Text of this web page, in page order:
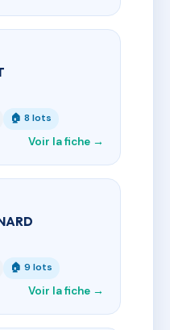
🏠 8 lots
Voir la fiche →
🏠 9 lots
Voir la fiche →